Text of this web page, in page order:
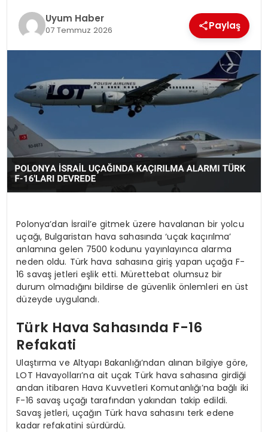
MAGAZINUyum Haber
07 Temmuz 2026 Paylaş
Polonya’dan İsrail’e gitmek üzere havalanan bir yolcu
uçağı, Bulgaristan hava sahasında ‘uçak kaçırılma’
anlamına gelen 7500 kodunu yayınlayınca alarma
neden oldu. Türk hava sahasına giriş yapan uçağa F-
16 savaş jetleri eşlik etti. Mürettebat olumsuz bir
durum olmadığını bildirse de güvenlik önlemleri en üst
düzeyde uygulandı.
Türk Hava Sahasında F-16
Refakati
Ulaştırma ve Altyapı Bakanlığı’ndan alınan bilgiye göre,
LOT Havayolları’na ait uçak Türk hava sahasına girdiği
andan itibaren Hava Kuvvetleri Komutanlığı’na bağlı iki
F-16 savaş uçağı tarafından yakından takip edildi.
Savaş jetleri, uçağın Türk hava sahasını terk edene
kadar refakatini sürdürdü.